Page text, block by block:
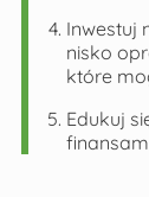
Inwestuj
nisko
które
Edukuj